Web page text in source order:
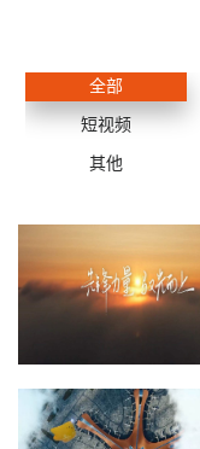
全部
短视频
其他
年会颁奖开场片